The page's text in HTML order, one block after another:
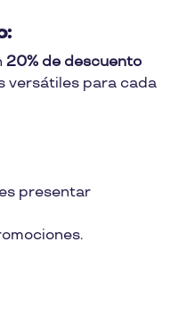
20% de descuento
versátiles para cada
presentar